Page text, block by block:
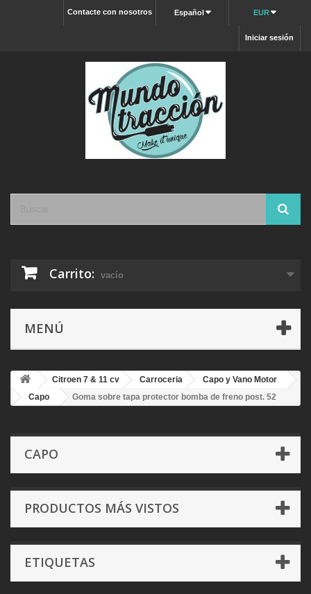
EUR
Español
Contacte con nosotros
Iniciar sesión
Carrito: vacío
MENÚ
Citroen 7 & 11 cv Carroceria
Capo y Vano Motor
Capo
Goma sobre tapa protector bomba de freno post. 52
CAPO
PRODUCTOS MÁS VISTOS
ETIQUETAS